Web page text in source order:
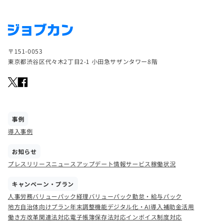
〒151-0053
東京都渋谷区代々木2丁目2-1 小田急サザンタワー8階
事例
導入事例
お知らせ
プレスリリースニュース アップデート情報サービス稼働状況
キャンペーン・プラン
人事労務バリューパック経理バリューパック勤怠・給与パック
地方自治体向けプラン年末調整機能デジタル化・AI導入補助金活用
働き方改革関連法対応電子帳簿保存法対応インボイス制度対応